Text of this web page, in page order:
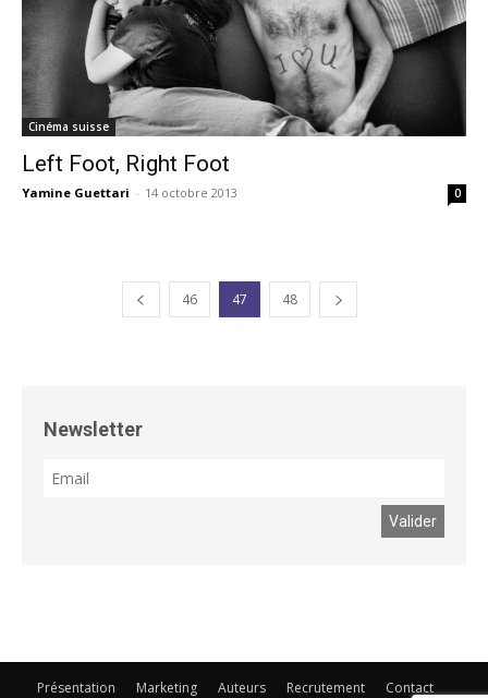
Cinéma suisse
Left Foot, Right Foot
Yamine Guettari - 14 octobre 2013 0
46 47 48
Newsletter
Présentation Marketing Auteurs Recrutement Contact